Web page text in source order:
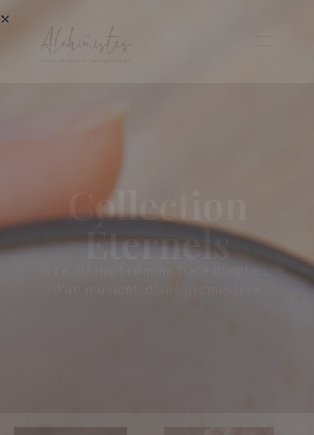
Collection
Éternels
« Le diamant comme trace d’un lien,